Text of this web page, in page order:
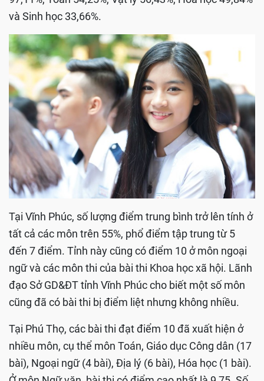
và Sinh học 33,66%.
Tại Vĩnh Phúc, số lượng điểm trung bình trở lên tính ở
tất cả các môn trên 55%, phổ điểm tập trung từ 5
đến 7 điểm. Tỉnh này cũng có điểm 10 ở môn ngoại
ngữ và các môn thi của bài thi Khoa học xã hội. Lãnh
đạo Sở GD&ĐT tỉnh Vĩnh Phúc cho biết một số môn
cũng đã có bài thi bị điểm liệt nhưng không nhiều.
Tại Phú Thọ, các bài thi đạt điểm 10 đã xuất hiện ở
nhiều môn, cụ thể môn Toán, Giáo dục Công dân (17
bài), Ngoại ngữ (4 bài), Địa lý (6 bài), Hóa học (1 bài).